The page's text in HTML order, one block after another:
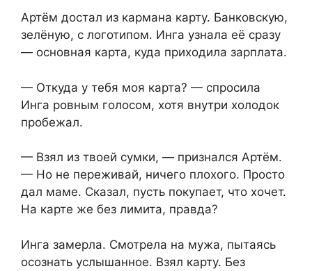
Артём достал из кармана карту. Банковскую,
зелёную, с логотипом. Инга узнала её сразу
— основная карта, куда приходила зарплата.
— Откуда у тебя моя карта? — спросила
Инга ровным голосом, хотя внутри холодок
пробежал.
— Взял из твоей сумки, — признался Артём.
— Но не переживай, ничего плохого. Просто
дал маме. Сказал, пусть покупает, что хочет.
На карте же без лимита, правда?
Инга замерла. Смотрела на мужа, пытаясь
осознать услышанное. Взял карту. Без